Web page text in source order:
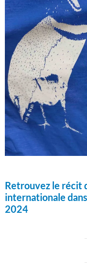
Retrouvez le récit
internationale
2024